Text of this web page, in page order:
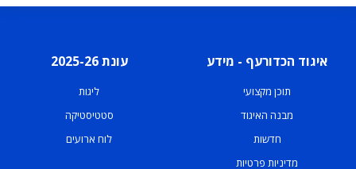
איגוד הכדורעף - מידע
תוכן מקצועי
מבנה האיגוד
חדשות
מדיניות פרטיות
עונת 2025-26
ליגות
סטטיסטיקה
לוח ארועים